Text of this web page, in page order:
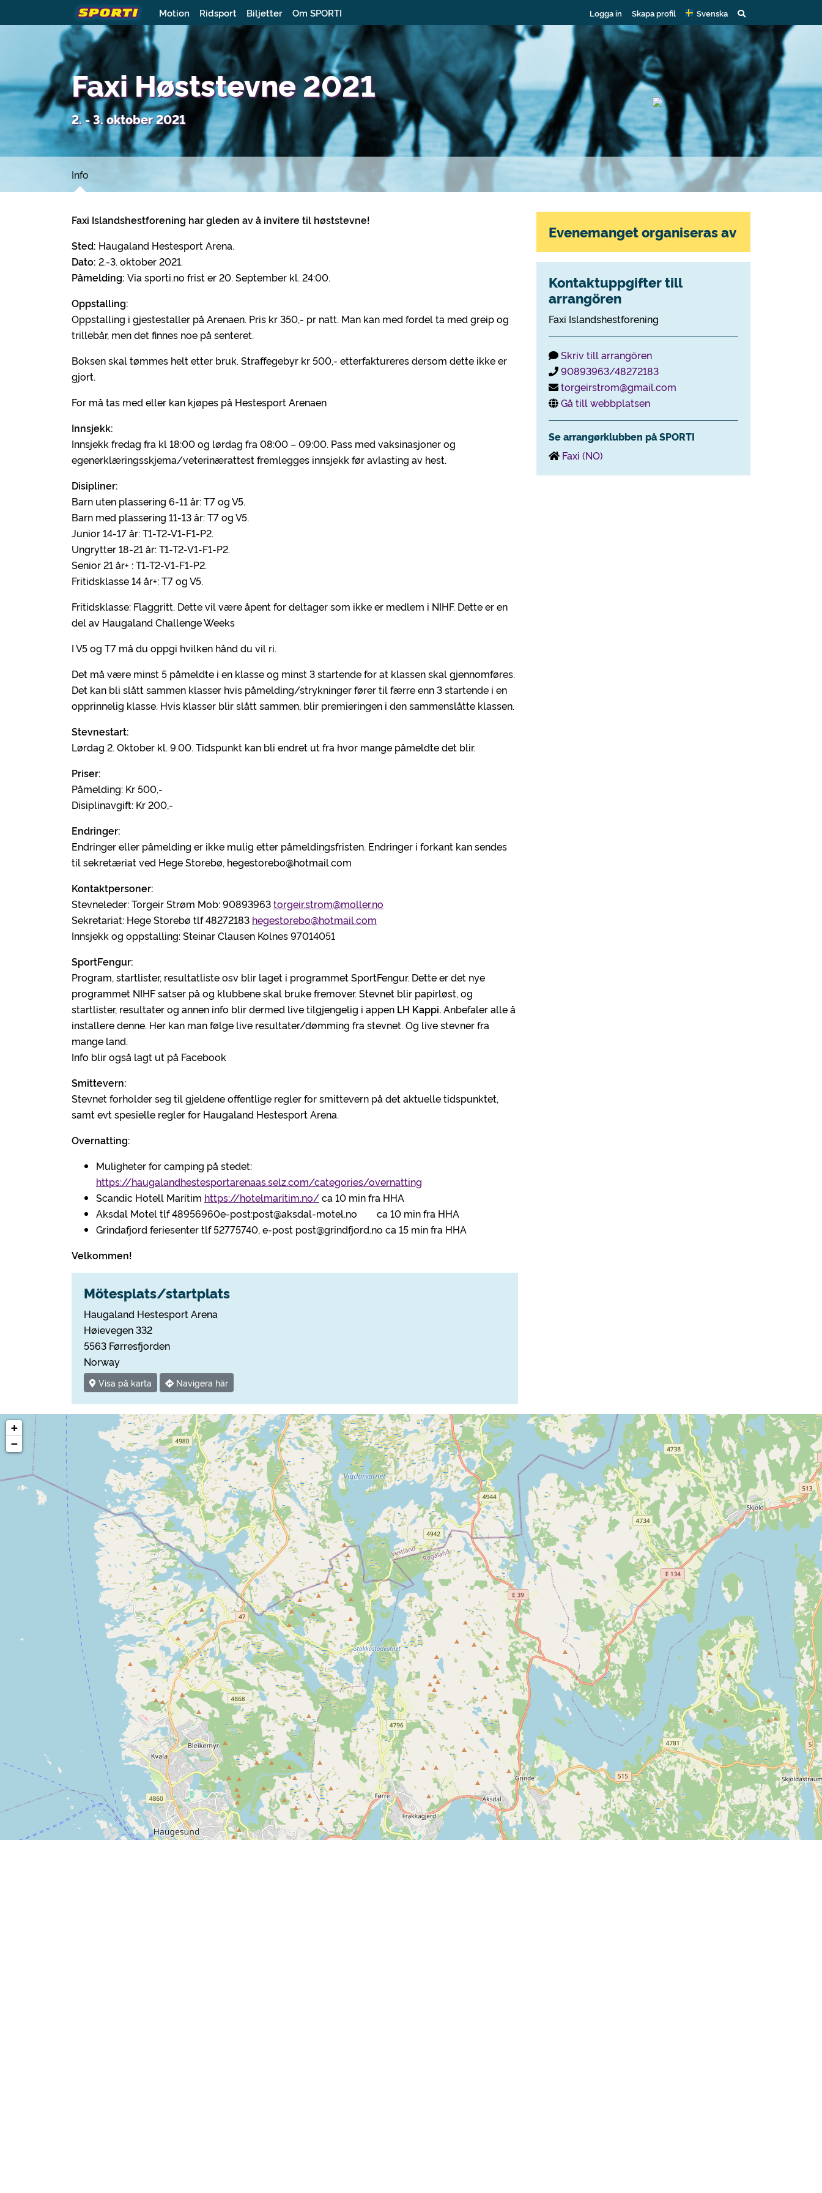
Motion Ridsport Biljetter Om SPORTI Logga in Skapa profil Svenska
Faxi Høststevne 2021
2. - 3. oktober 2021
Info
Faxi Islandshestforening har gleden av å invitere til høststevne!
Sted: Haugaland Hestesport Arena.
Dato: 2.-3. oktober 2021.
Påmelding: Via sporti.no frist er 20. September kl. 24:00.
Oppstalling:
Oppstalling i gjestestaller på Arenaen. Pris kr 350,- pr natt. Man kan med fordel ta med greip og
trillebår, men det finnes noe på senteret.
Boksen skal tømmes helt etter bruk. Straffegebyr kr 500,- etterfaktureres dersom dette ikke er
gjort.
For må tas med eller kan kjøpes på Hestesport Arenaen
Innsjekk:
Innsjekk fredag fra kl 18:00 og lørdag fra 08:00 – 09:00. Pass med vaksinasjoner og
egenerklæringsskjema/veterinærattest fremlegges innsjekk før avlasting av hest.
Disipliner:
Barn uten plassering 6-11 år: T7 og V5.
Barn med plassering 11-13 år: T7 og V5.
Junior 14-17 år: T1-T2-V1-F1-P2.
Ungrytter 18-21 år: T1-T2-V1-F1-P2.
Senior 21 år+ : T1-T2-V1-F1-P2.
Fritidsklasse 14 år+: T7 og V5.
Fritidsklasse: Flaggritt. Dette vil være åpent for deltager som ikke er medlem i NIHF. Dette er en
del av Haugaland Challenge Weeks
I V5 og T7 må du oppgi hvilken hånd du vil ri.
Det må være minst 5 påmeldte i en klasse og minst 3 startende for at klassen skal gjennomføres.
Det kan bli slått sammen klasser hvis påmelding/strykninger fører til færre enn 3 startende i en
opprinnelig klasse. Hvis klasser blir slått sammen, blir premieringen i den sammenslåtte klassen.
Stevnestart:
Lørdag 2. Oktober kl. 9.00. Tidspunkt kan bli endret ut fra hvor mange påmeldte det blir.
Priser:
Påmelding: Kr 500,-
Disiplinavgift: Kr 200,-
Endringer:
Endringer eller påmelding er ikke mulig etter påmeldingsfristen. Endringer i forkant kan sendes
til sekretæriat ved Hege Storebø, hegestorebo@hotmail.com
Kontaktpersoner:
Stevneleder: Torgeir Strøm Mob: 90893963torgeir.strom@moller.no
Sekretariat: Hege Storebø tlf 48272183 hegestorebo@hotmail.com
Innsjekk og oppstalling: Steinar Clausen Kolnes 97014051
SportFengur:
Program, startlister, resultatliste osv blir laget i programmet SportFengur. Dette er det nye
programmet NIHF satser på og klubbene skal bruke fremover. Stevnet blir papirløst, og
startlister, resultater og annen info blir dermed live tilgjengelig i appen LH Kappi.Anbefaler alle å
installere denne. Her kan man følge live resultater/dømming fra stevnet. Og live stevner fra
mange land.
Info blir også lagt ut på Facebook
Smittevern:
Stevnet forholder seg til gjeldene offentlige regler for smittevern på det aktuelle tidspunktet,
samt evt spesielle regler for Haugaland Hestesport Arena.
Overnatting:
Muligheter for camping på stedet:
https://haugalandhestesportarenaas.selz.com/categories/overnatting
Scandic Hotell Maritim https://hotelmaritim.no/ca 10 min fra HHA
Aksdal Motel tlf 48956960e-post:post@aksdal-motel.no ca 10 min fra HHA
Grindafjord feriesenter tlf 52775740, e-post post@grindfjord.no ca 15 min fra HHA
Velkommen!
Mötesplats/startplats
Haugaland Hestesport Arena
Høievegen 332
5563 Førresfjorden
Norway
Visa på karta Navigera här
Evenemanget organiseras av
Kontaktuppgifter till
arrangören
Faxi Islandshestforening
Skriv till arrangören
90893963/48272183
torgeirstrom@gmail.com
Gå till webbplatsen
Se arrangørklubben på SPORTI
Faxi (NO)
+
−